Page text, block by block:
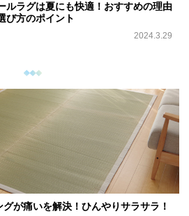
ルラグは夏にも快適！おすすめの理由
び方のポイント
2024.3.29
グが痛いを解決！ひんやりサラサラ！